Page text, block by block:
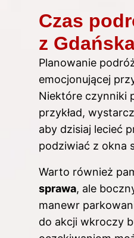
Czas
z
Planowanie
emocjonującej
Niektóre czynniki
przykład,
aby dzisiaj lecieć
podziwiać z okna
Warto również
sprawa, ale
manewr
do akcji wkroczy